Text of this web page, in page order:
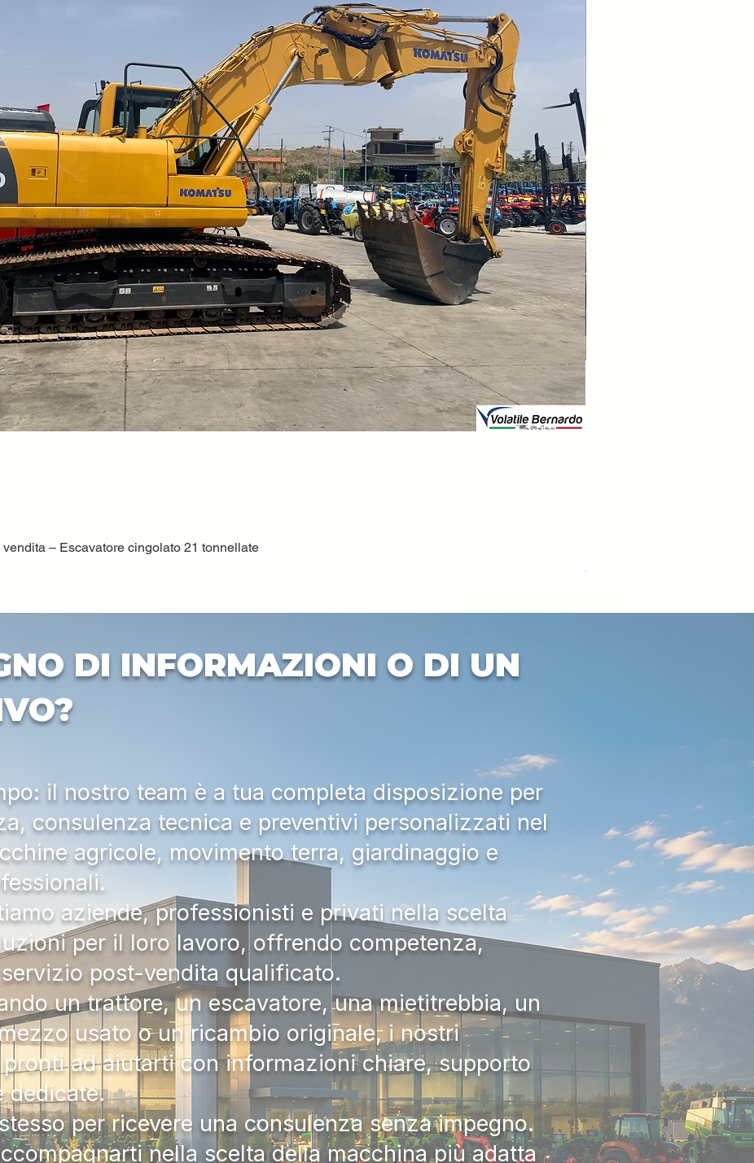
Vista rapida
– Escavatore cingolato 21 tonnellate
Prezzo
33.000,00 €
DI INFORMAZIONI O DI UN
il nostro team è a tua completa disposizione per
consulenza tecnica e preventivi personalizzati nel
agricole, movimento terra, giardinaggio e
aziende, professionisti e privati nella scelta
per il loro lavoro, offrendo competenza,
post-vendita qualificato.
un trattore, un escavatore, una mietitrebbia, un
usato o un ricambio originale, i nostri
ad aiutarti con informazioni chiare, supporto
dedicate.
per ricevere una consulenza senza impegno.
nella scelta della macchina più adatta